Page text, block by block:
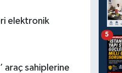
elektronik
araç sahiplerine
5